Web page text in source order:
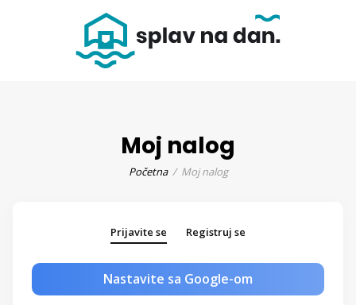
Moj nalog
Početna Moj nalog
Prijavite se Registruj se
Nastavite sa Google-om